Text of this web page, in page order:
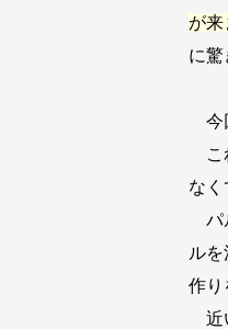
が来
に驚
今
こ
なく
パ
ル
作り
近